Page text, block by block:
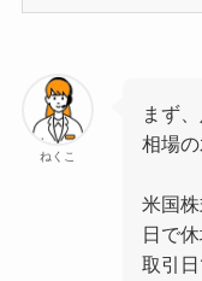
ねくこ
まず
相場の
米国
日で
取引